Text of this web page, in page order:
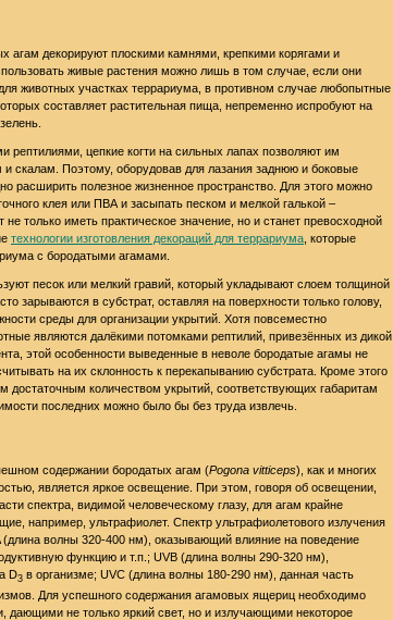
агам декорируют плоскими камнями, крепкими корягами и
живые растения можно лишь в том случае, если они
животных участках террариума, в противном случае любопытные
составляет растительная пища, непременно испробуют на
рептилиями, цепкие когти на сильных лапах позволяют им
и скалам. Поэтому, оборудовав для лазания заднюю и боковые
расширить полезное жизненное пространство. Для этого можно
клея или ПВА и засыпать песком и мелкой галькой –
только иметь практическое значение, но и станет превосходной
технологии изготовления декораций для террариума , которые
с бородатыми агамами.
песок или мелкий гравий, который укладывают слоем толщиной
зарываются в субстрат, оставляя на поверхности только голову,
среды для организации укрытий. Хотя повсеместно
являются далёкими потомками рептилий, привезённых из дикой
этой особенности выведенные в неволе бородатые агамы не
на их склонность к перекапыванию субстрата. Кроме этого
достаточным количеством укрытий, соответствующих габаритам
последних можно было бы без труда извлечь.
содержании бородатых агам (Pogona vitticeps), как и многих
является яркое освещение. При этом, говоря об освещении,
спектра, видимой человеческому глазу, для агам крайне
например, ультрафиолет. Спектр ультрафиолетового излучения
(длина волны 320-400 нм), оказывающий влияние на поведение
функцию и т.п.; UVB (длина волны 290-320 нм),
D3 в организме; UVC (длина волны 180-290 нм), данная часть
Для успешного содержания агамовых ящериц необходимо
дающими не только яркий свет, но и излучающими некоторое